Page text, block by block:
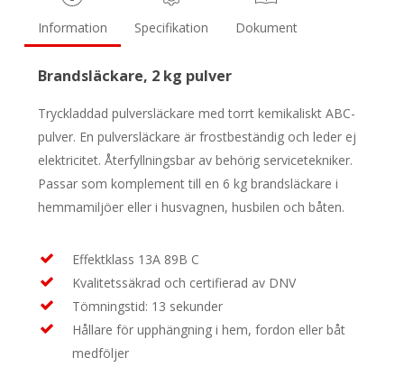
Information Specifikation Dokument
Brandsläckare, 2 kg pulver
Tryckladdad pulversläckare med torrt kemikaliskt ABC-
pulver. En pulversläckare är frostbeständig och leder ej
elektricitet. Återfyllningsbar av behörig servicetekniker.
Passar som komplement till en 6 kg brandsläckare i
hemmamiljöer eller i husvagnen, husbilen och båten.
Effektklass 13A 89B C
Kvalitetssäkrad och certifierad av DNV
Tömningstid: 13 sekunder
Hållare för upphängning i hem, fordon eller båt
medföljer